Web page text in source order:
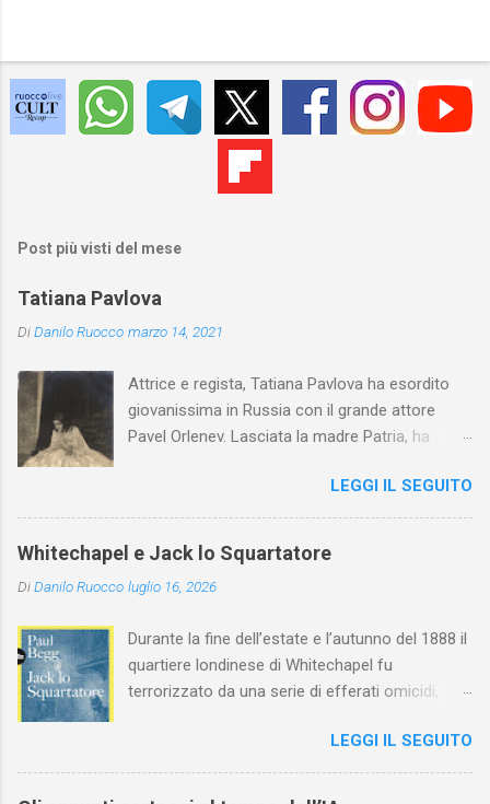
Post più visti del mese
Tatiana Pavlova
DiDanilo Ruocco marzo 14, 2021
Attrice e regista, Tatiana Pavlova ha esordito
giovanissima in Russia con il grande attore
Pavel Orlenev. Lasciata la madre Patria, ha
l'arte della Pavlova ha raggiunto la piena
maturità ed è stata in grado di rinnovare
profondamente l'attardato mondo teatrale
LEGGI IL SEGUITO
Whitechapel e Jack lo Squartatore
DiDanilo Ruocco luglio 16, 2026
Durante la fine dell’estate e l’autunno del 1888 il
quartiere londinese di Whitechapel fu
terrorizzato da una serie di efferati omicidi,
assassino ribattezzato Jack lo Squartatore la
cui identità, tutt’oggi, resta ignota. Paul Begg in
Jack lo Squartatore: la vera storia , edito da
LEGGI IL SEGUITO